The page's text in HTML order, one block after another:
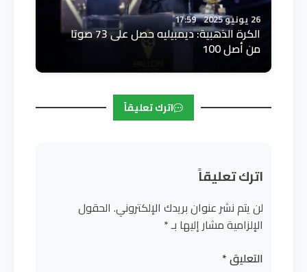
26 يونيو 2025 17:59
الكرة الذهبية: ديمبيليه حصل على 73 صوتا
من أصل 100
اترك تعليقاً
اترك تعليقاً
لن يتم نشر عنوان بريدك الإلكتروني. الحقول
الإلزامية مشار إليها بـ*
التعليق*